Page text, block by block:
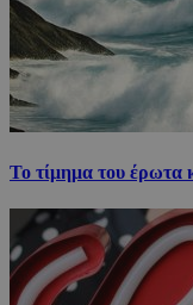
Το τίμημα του έρωτα